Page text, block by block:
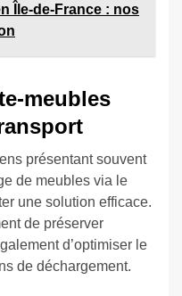
Île-de-France : nos
meubles
présentant souvent
de meubles via le
une solution efficace.
de préserver
d’optimiser le
de déchargement.